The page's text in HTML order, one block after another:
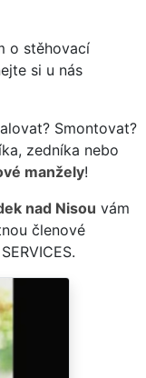
o stěhovací
si u nás
Smontovat?
zedníka nebo
manžely!
nad Nisou vám
členové